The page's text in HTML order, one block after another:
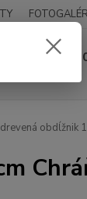
0948 236
obdĺžnik